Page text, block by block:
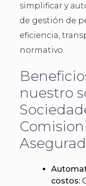
simplificar y
de gestión de
eficiencia,
normativo.
nuestro
costos: